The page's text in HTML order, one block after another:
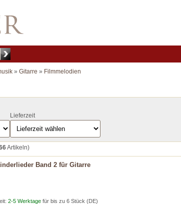
» Gitarre » Filmmelodien
Lieferzeit
Artikeln)
Band 2 für Gitarre
2-5 Werktage für bis zu 6 Stück (DE)